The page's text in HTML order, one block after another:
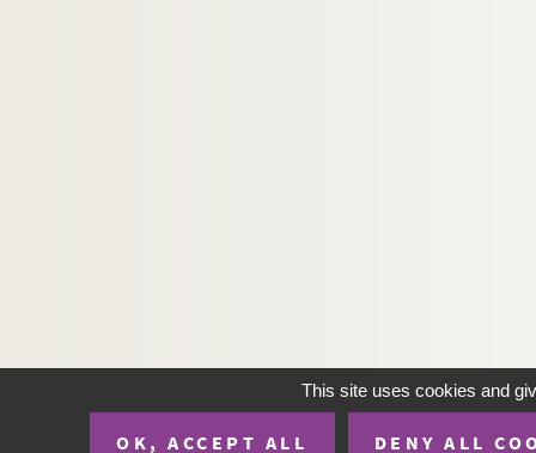
This site uses cookies and
OK, ACCEPT ALL DENY ALL